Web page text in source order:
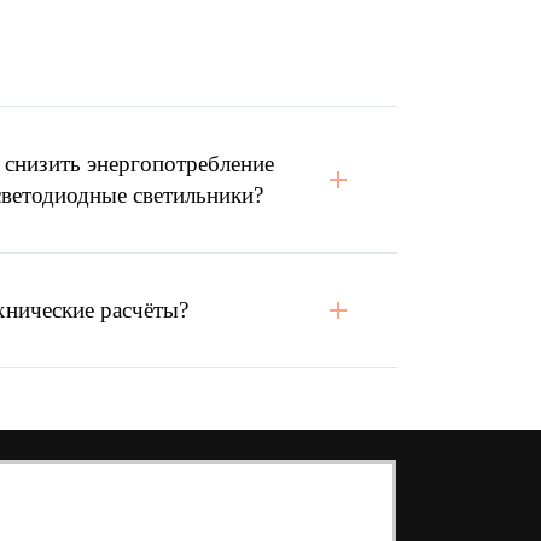
энергопотребление
светильники?
расчёты?